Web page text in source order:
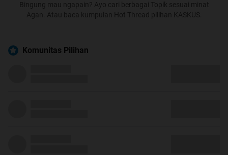
Bingung mau ngapain? Ayo cari berbagai Topik sesuai minat
Agan. Atau baca kumpulan Hot Thread pilihan KASKUS.
Komunitas Pilihan